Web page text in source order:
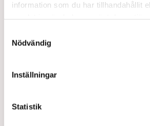
information som du har tillhandahållit
Nödvändig
Inställningar
Statistik